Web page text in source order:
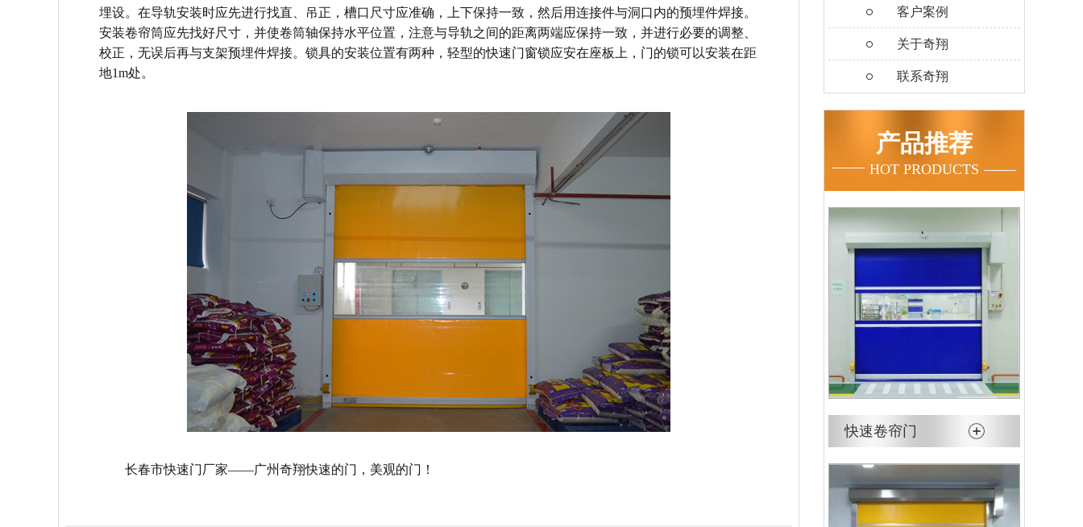
埋设。在导轨安装时应先进行找直、吊正，槽口尺寸应准确，上下保持一致，然后用连接件与洞口内的预埋件焊接。
安装卷帘筒应先找好尺寸，并使卷筒轴保持水平位置，注意与导轨之间的距离两端应保持一致，并进行必要的调整、
校正，无误后再与支架预埋件焊接。锁具的安装位置有两种，轻型的快速门窗锁应安在座板上，门的锁可以安装在距
地1m处。
长春市快速门厂家——广州奇翔快速的门，美观的门！
客户案例
关于奇翔
联系奇翔
产品推荐
HOT PRODUCTS
快速卷帘门